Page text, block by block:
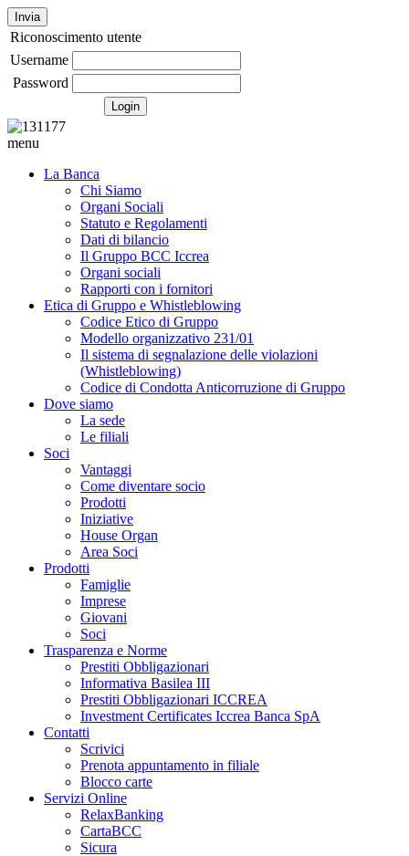
Invia
Riconoscimento utente
Username
Password
menu
La Banca
Chi Siamo
Organi Sociali
Statuto e Regolamenti
Dati di bilancio
Il Gruppo BCC Iccrea
Organi sociali
Rapporti con i fornitori
Etica di Gruppo e Whistleblowing
Codice Etico di Gruppo
Modello organizzativo 231/01
Il sistema di segnalazione delle violazioni
(Whistleblowing)
Codice di Condotta Anticorruzione di Gruppo
Dove siamo
La sede
Le filiali
Soci
Vantaggi
Come diventare socio
Prodotti
Iniziative
House Organ
Area Soci
Prodotti
Famiglie
Imprese
Giovani
Soci
Trasparenza e Norme
Prestiti Obbligazionari
Informativa Basilea III
Prestiti Obbligazionari ICCREA
Investment Certificates Iccrea Banca SpA
Contatti
Scrivici
Prenota appuntamento in filiale
Blocco carte
Servizi Online
RelaxBanking
CartaBCC
Sicura